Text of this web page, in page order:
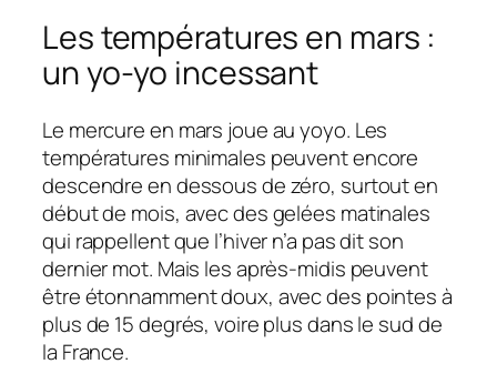
Les températures en mars :
un yo-yo incessant
Le mercure en mars joue au yoyo. Les
températures minimales peuvent encore
descendre en dessous de zéro, surtout en
début de mois, avec des gelées matinales
qui rappellent que l’hiver n’a pas dit son
dernier mot. Mais les après-midis peuvent
être étonnamment doux, avec des pointes à
plus de 15 degrés, voire plus dans le sud de
la France.